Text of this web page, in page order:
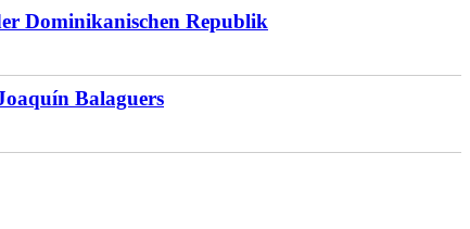
Dominikanischen Republik
Balaguers